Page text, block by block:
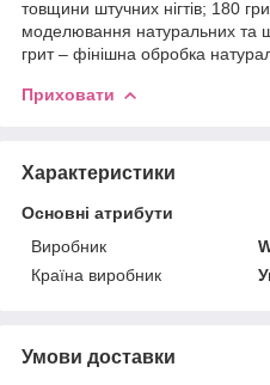
товщини штучних нігтів; 180
моделювання натуральних та
грит – фінішна обробка
Приховати
Характеристики
Основні атрибути
Виробник
Країна виробник
Умови доставки